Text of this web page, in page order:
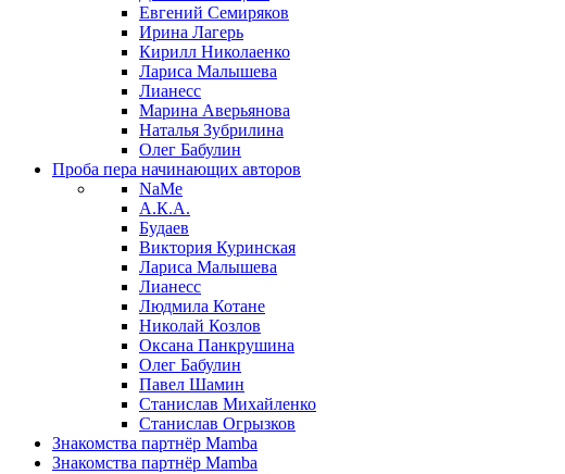
Евгений Семиряков
Ирина Лагерь
Кирилл Николаенко
Лариса Малышева
Лианесс
Марина Аверьянова
Наталья Зубрилина
Олег Бабулин
Проба пера начинающих авторов
NaMe
А.К.А.
Будаев
Виктория Куринская
Лариса Малышева
Лианесс
Людмила Котане
Николай Козлов
Оксана Панкрушина
Олег Бабулин
Павел Шамин
Станислав Михайленко
Станислав Огрызков
Знакомства партнёр Mamba
Знакомства партнёр Mamba